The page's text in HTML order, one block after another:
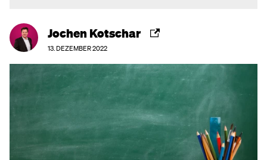
Jochen Kotschar
13. DEZEMBER 2022